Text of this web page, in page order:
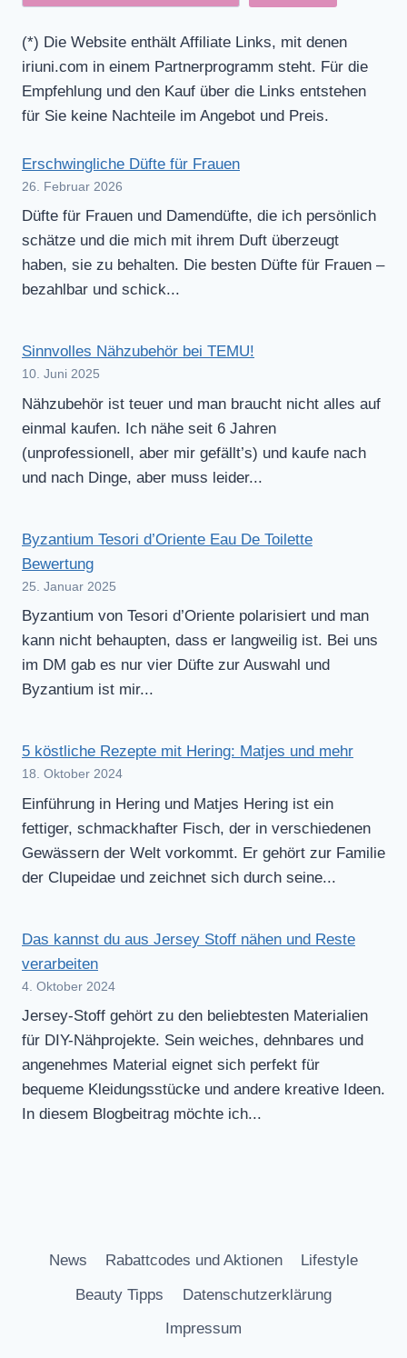
(*) Die Website enthält Affiliate Links, mit denen
iriuni.com in einem Partnerprogramm steht. Für die
Empfehlung und den Kauf über die Links entstehen
für Sie keine Nachteile im Angebot und Preis.
Erschwingliche Düfte für Frauen
26. Februar 2026
Düfte für Frauen und Damendüfte, die ich persönlich
schätze und die mich mit ihrem Duft überzeugt
haben, sie zu behalten. Die besten Düfte für Frauen –
bezahlbar und schick...
Sinnvolles Nähzubehör bei TEMU!
10. Juni 2025
Nähzubehör ist teuer und man braucht nicht alles auf
einmal kaufen. Ich nähe seit 6 Jahren
(unprofessionell, aber mir gefällt’s) und kaufe nach
und nach Dinge, aber muss leider...
Byzantium Tesori d’Oriente Eau De Toilette
Bewertung
25. Januar 2025
Byzantium von Tesori d’Oriente polarisiert und man
kann nicht behaupten, dass er langweilig ist. Bei uns
im DM gab es nur vier Düfte zur Auswahl und
Byzantium ist mir...
5 köstliche Rezepte mit Hering: Matjes und mehr
18. Oktober 2024
Einführung in Hering und Matjes Hering ist ein
fettiger, schmackhafter Fisch, der in verschiedenen
Gewässern der Welt vorkommt. Er gehört zur Familie
der Clupeidae und zeichnet sich durch seine...
Das kannst du aus Jersey Stoff nähen und Reste
verarbeiten
4. Oktober 2024
Jersey-Stoff gehört zu den beliebtesten Materialien
für DIY-Nähprojekte. Sein weiches, dehnbares und
angenehmes Material eignet sich perfekt für
bequeme Kleidungsstücke und andere kreative Ideen.
In diesem Blogbeitrag möchte ich...
News Rabattcodes und Aktionen
Lifestyle
Beauty Tipps
Datenschutzerklärung
Impressum